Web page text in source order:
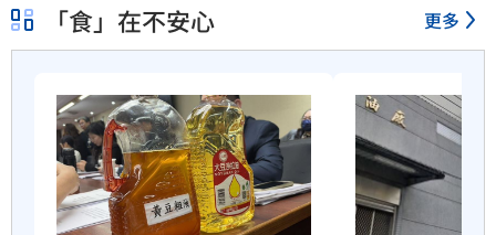
「食」在不安心 更多